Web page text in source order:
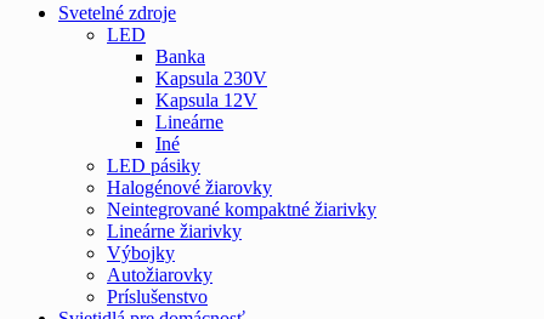
Svetelné zdroje
LED
Banka
Kapsula 230V
Kapsula 12V
Lineárne
Iné
LED pásiky
Halogénové žiarovky
Neintegrované kompaktné žiarivky
Lineárne žiarivky
Výbojky
Autožiarovky
Príslušenstvo